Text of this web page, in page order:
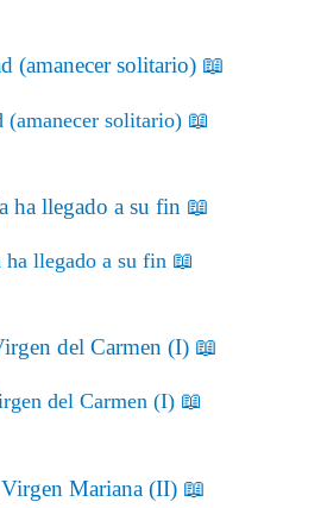
(amanecer solitario) 📖
llegado a su fin 📖
del Carmen (I) 📖